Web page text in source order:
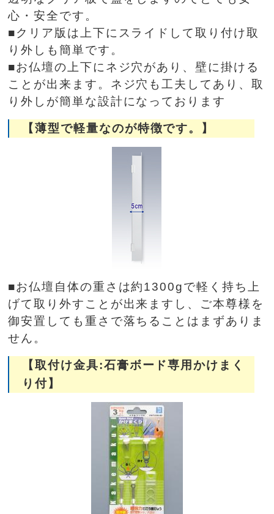
心・安全です。
■クリア版は上下にスライドして取り付け取
り外しも簡単です。
■お仏壇の上下にネジ穴があり、壁に掛ける
ことが出来ます。ネジ穴も工夫してあり、取
り外しが簡単な設計になっております
【薄型で軽量なのが特徴です。】
■お仏壇自体の重さは約1300gで軽く持ち上
げて取り外すことが出来ますし、ご本尊様を
御安置しても重さで落ちることはまずありま
せん。
【取付け金具:石膏ボード専用かけまく
り付】